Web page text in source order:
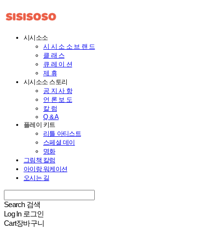
시시소소
시 시 소 소 브 랜 드
클 래 스
큐 레 이 션
제 휴
시시소소 스토리
공 지 사 항
언 론 보 도
칼 럼
Q & A
플레이 키트
리틀 아티스트
스페셜 데이
명화
그림책 칼럼
아이랑 워케이션
오시는 길
Search 검색
Log In 로그인
Cart장바구니